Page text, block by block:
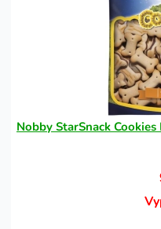
Nobby StarSnack